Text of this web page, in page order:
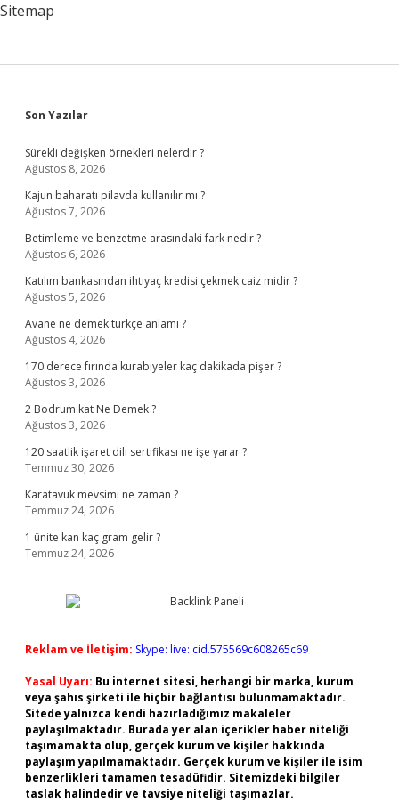
Sitemap
Sidebar
Son Yazılar
Sürekli değişken örnekleri nelerdir ?
Ağustos 8, 2026
Kajun baharatı pilavda kullanılır mı ?
Ağustos 7, 2026
Betimleme ve benzetme arasındaki fark nedir ?
Ağustos 6, 2026
Katılım bankasından ihtiyaç kredisi çekmek caiz midir ?
Ağustos 5, 2026
Avane ne demek türkçe anlamı ?
Ağustos 4, 2026
170 derece fırında kurabiyeler kaç dakikada pişer ?
Ağustos 3, 2026
2 Bodrum kat Ne Demek ?
Ağustos 3, 2026
120 saatlik işaret dili sertifikası ne işe yarar ?
Temmuz 30, 2026
Karatavuk mevsimi ne zaman ?
Temmuz 24, 2026
1 ünite kan kaç gram gelir ?
Temmuz 24, 2026
Reklam ve İletişim: Skype: live:.cid.575569c608265c69
Yasal Uyarı: Bu internet sitesi, herhangi bir marka, kurum
veya şahıs şirketi ile hiçbir bağlantısı bulunmamaktadır.
Sitede yalnızca kendi hazırladığımız makaleler
paylaşılmaktadır. Burada yer alan içerikler haber niteliği
taşımamakta olup, gerçek kurum ve kişiler hakkında
paylaşım yapılmamaktadır. Gerçek kurum ve kişiler ile isim
benzerlikleri tamamen tesadüfidir. Sitemizdeki bilgiler
taslak halindedir ve tavsiye niteliği taşımazlar.